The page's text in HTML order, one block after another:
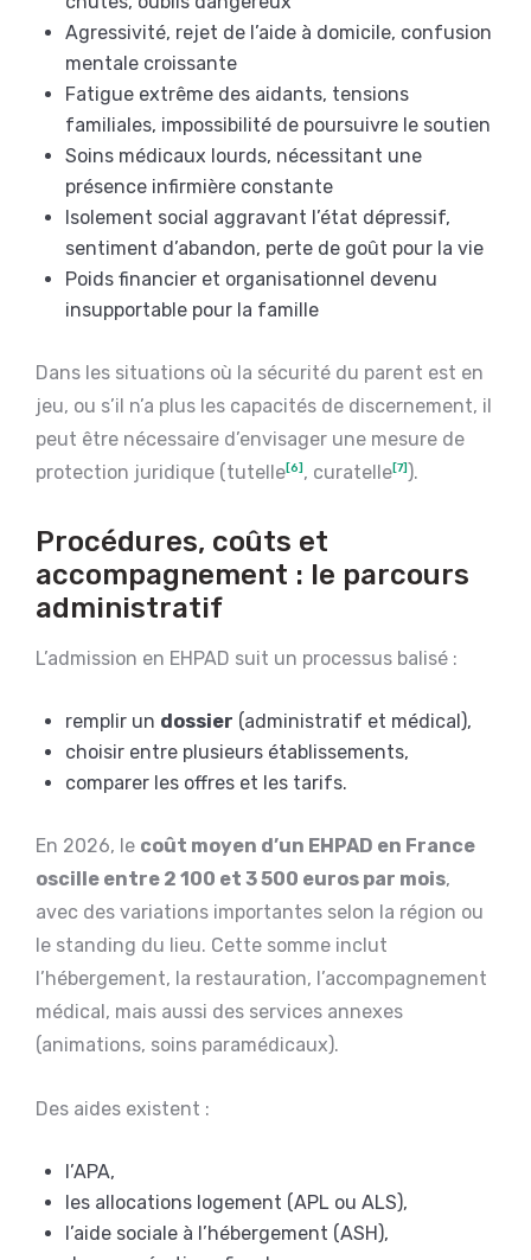
Agressivité, rejet de l’aide à domicile, confusion
mentale croissante
Fatigue extrême des aidants, tensions
familiales, impossibilité de poursuivre le soutien
Soins médicaux lourds, nécessitant une
présence infirmière constante
Isolement social aggravant l’état dépressif,
sentiment d’abandon, perte de goût pour la vie
Poids financier et organisationnel devenu
insupportable pour la famille
Dans les situations où la sécurité du parent est en
jeu, ou s’il n’a plus les capacités de discernement, il
peut être nécessaire d’envisager une mesure de
protection juridique (tutelle[6] , curatelle[7] ).
Procédures, coûts et
accompagnement : le parcours
administratif
L’admission en EHPAD suit un processus balisé :
remplir un dossier (administratif et médical),
choisir entre plusieurs établissements,
comparer les offres et les tarifs.
En 2026, le coût moyen d’un EHPAD en France
oscille entre 2 100 et 3 500 euros par mois,
avec des variations importantes selon la région ou
le standing du lieu. Cette somme inclut
l’hébergement, la restauration, l’accompagnement
médical, mais aussi des services annexes
(animations, soins paramédicaux).
Des aides existent :
l’APA,
les allocations logement (APL ou ALS),
l’aide sociale à l’hébergement (ASH),